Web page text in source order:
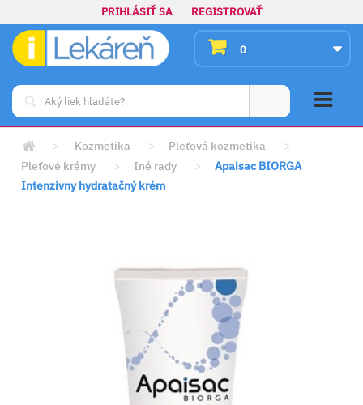
PRIHLÁSIŤ SA REGISTROVAŤ
0
> Kozmetika > Pleťová kozmetika
>
Pleťové krémy
> Iné rady >
Apaisac BIORGA
Intenzívny hydratačný krém